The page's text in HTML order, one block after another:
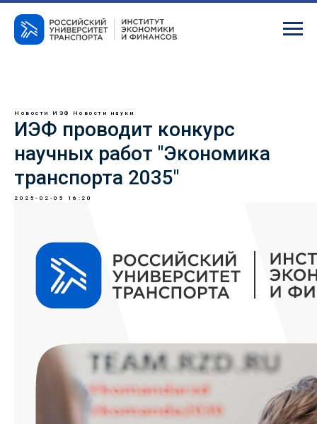
Новости ИЭФ Новости науки
ИЭФ проводит конкурс
научных работ "Экономика
транспорта 2035"
2025-02-05 16:20